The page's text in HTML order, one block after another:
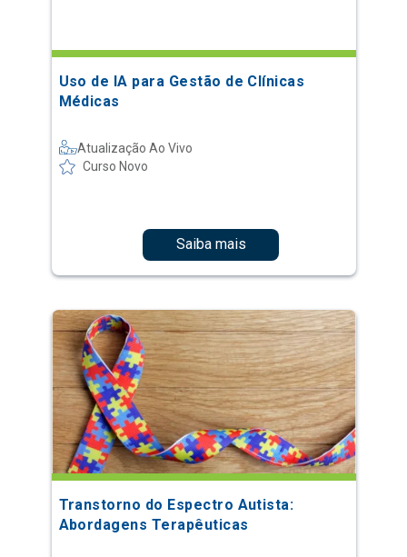
Uso de IA para Gestão de Clínicas
Médicas
Atualização Ao Vivo
Curso Novo
Saiba mais
Transtorno do Espectro Autista:
Abordagens Terapêuticas